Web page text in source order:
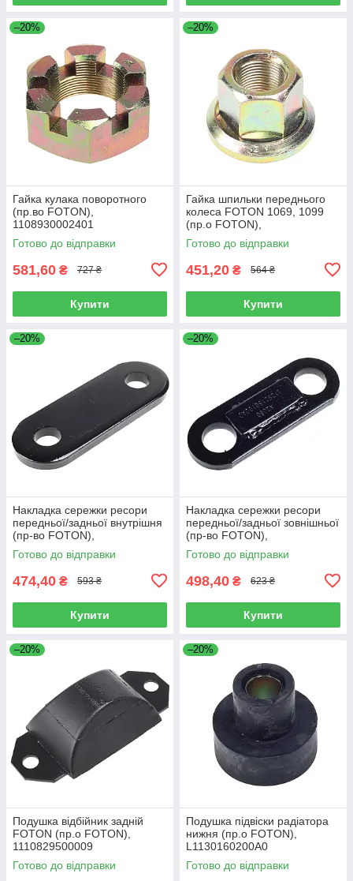
–20%
Гайка кулака поворотного
(пр.во FOTON),
1108930002401
Готово до відправки
581,60 ₴ 727 ₴
Купити
–20%
Гайка шпильки переднього
колеса FOTON 1069, 1099
(пр.о FOTON),
1106930003404
Готово до відправки
451,20 ₴ 564 ₴
Купити
–20%
Накладка сережки ресори
передньої/задньої внутрішня
(пр-во FOTON),
L1292150200A0
Готово до відправки
474,40 ₴ 593 ₴
Купити
–20%
Накладка сережки ресори
передньої/задньої зовнішньої
(пр-во FOTON),
L1292150100A0
Готово до відправки
498,40 ₴ 623 ₴
Купити
–20%
Подушка відбійник задній
FOTON (пр.о FOTON),
1110829500009
Готово до відправки
–20%
Подушка підвіски радіатора
нижня (пр.о FOTON),
L1130160200A0
Готово до відправки